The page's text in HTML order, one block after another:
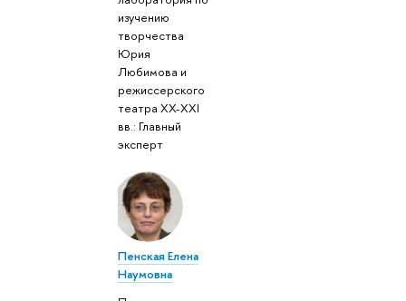
изучению
творчества
Юрия
Любимова и
режиссерского
театра XX-XXI
вв.: Главный
эксперт
Пенская Елена
Наумовна